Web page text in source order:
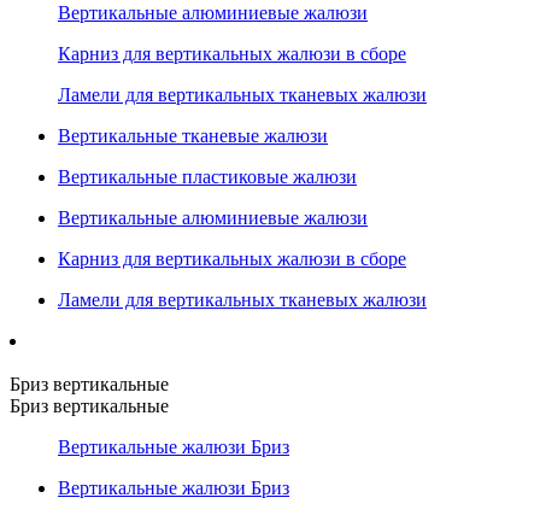
Вертикальные алюминиевые жалюзи
Карниз для вертикальных жалюзи в сборе
Ламели для вертикальных тканевых жалюзи
Вертикальные тканевые жалюзи
Вертикальные пластиковые жалюзи
Вертикальные алюминиевые жалюзи
Карниз для вертикальных жалюзи в сборе
Ламели для вертикальных тканевых жалюзи
Бриз вертикальные
Бриз вертикальные
Вертикальные жалюзи Бриз
Вертикальные жалюзи Бриз